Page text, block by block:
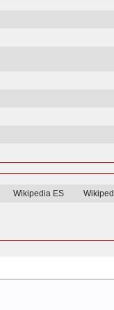
Wikipedia ES